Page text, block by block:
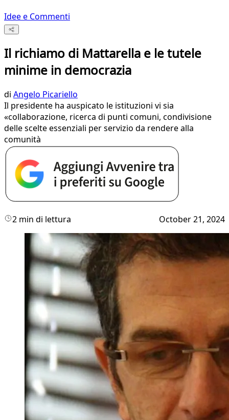
Idee e Commenti
Il richiamo di Mattarella e le tutele
minime in democrazia
di Angelo Picariello
Il presidente ha auspicato le istituzioni vi sia
«collaborazione, ricerca di punti comuni, condivisione
delle scelte essenziali per servizio da rendere alla
comunità
2 min di lettura October 21, 2024